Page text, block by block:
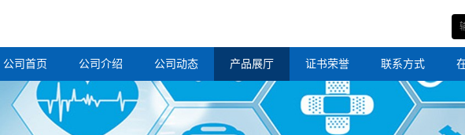
公司首页 公司介绍 公司动态 产品展厅 证书荣誉 联系方式